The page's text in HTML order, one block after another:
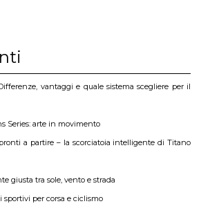
vantaggi e quale sistema scegliere per il
Series: arte in movimento
a partire – la scorciatoia intelligente di Titano
giusta tra sole, vento e strada
sportivi per corsa e ciclismo